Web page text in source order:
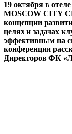
19 октября в
MOSCOW CITY
концепции
целях и задачах
эффективным на
конференции
Директоров ФК